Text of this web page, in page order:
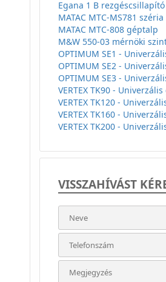
Egana 1 B
MATAC MTC-MS781
MATAC MTC-808 géptalp
M&W 550-03 mérnöki
OPTIMUM SE1 -
OPTIMUM SE2 -
OPTIMUM SE3 -
VERTEX TK90 -
VERTEX TK120 -
VERTEX TK160 -
VERTEX TK200 -
VISSZAHÍVÁST